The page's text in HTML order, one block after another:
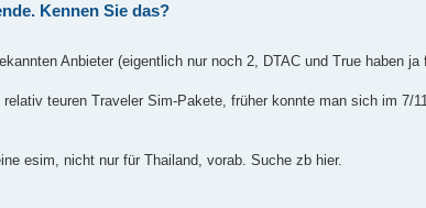
Kennen Sie das?
Anbieter (eigentlich nur noch 2, DTAC und True haben
teuren Traveler Sim-Pakete, früher konnte man sich im 7/
esim, nicht nur für Thailand, vorab. Suche zb hier.